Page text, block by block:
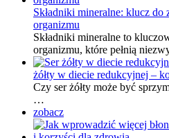
Składniki mineralne: klucz
organizmu
Składniki mineralne to
organizmu, które pełnią
żółty w diecie redukcyjnej –
Czy ser żółty może być
…
zobacz